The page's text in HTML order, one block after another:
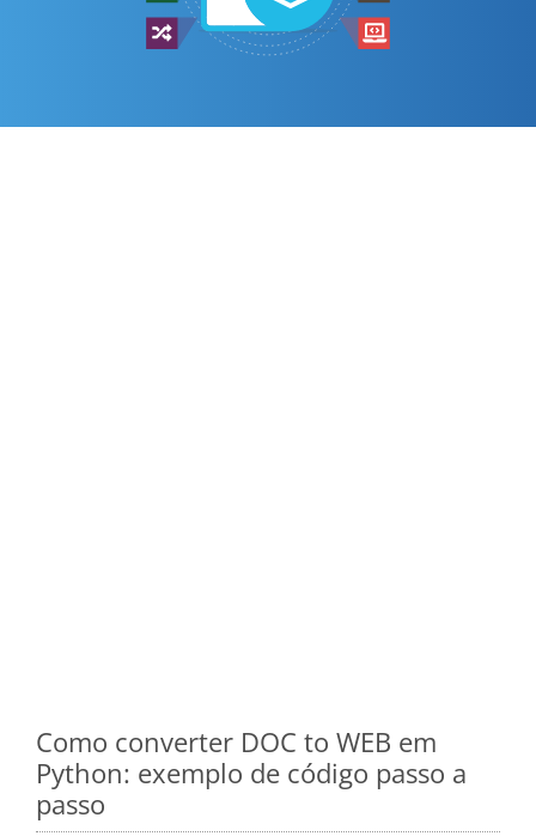
Como converter DOC to WEB em
Python: exemplo de código passo a
passo